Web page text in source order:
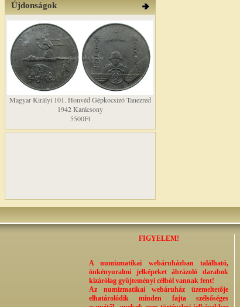
Újdonságok
Magyar Királyi 101. Honvéd Gépkocsizó Tanezred
1942 Karácsony
5500Ft
FIGYELEM!
A numizmatikai webáruházban található,
önkényuralmi jelképeket ábrázoló darabok
kizárólag gyűjteményi célból vannak fent!
Az numizmatikai webáruház üzemeltetője
elhatárolódik minden fajta szélsőséges